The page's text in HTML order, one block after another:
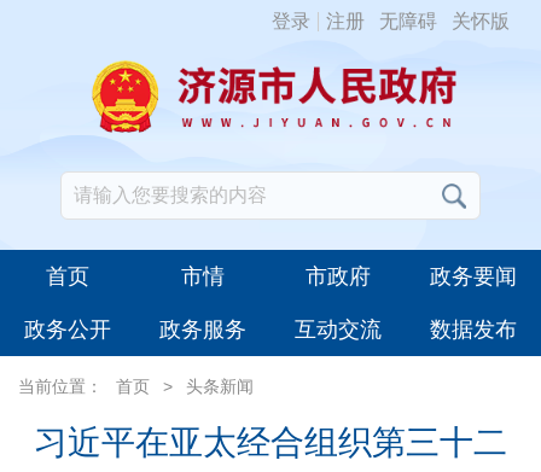
登录 注册 无障碍 关怀版
首页 市情 市政府 政务要闻
政务公开 政务服务 互动交流 数据发布
当前位置： 首页 > 头条新闻
习近平在亚太经合组织第三十二